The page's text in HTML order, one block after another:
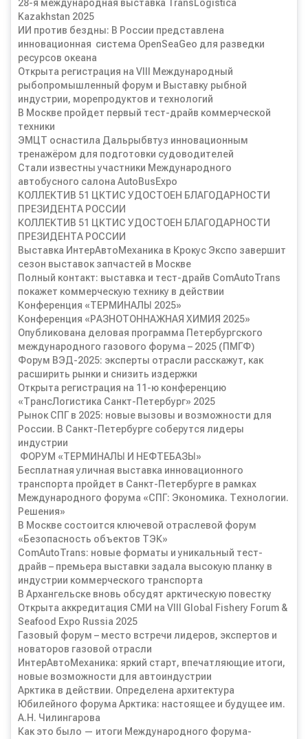
28-я международная выставка TransLogistica
Kazakhstan 2025
ИИ против бездны: В России представлена
инновационная система OpenSeaGeo для разведки
ресурсов океана
Открыта регистрация на VIII Международный
рыбопромышленный форум и Выставку рыбной
индустрии, морепродуктов и технологий
В Москве пройдет первый тест-драйв коммерческой
техники
ЭМЦТ оснастила Дальрыбвтуз инновационным
тренажёром для подготовки судоводителей
Стали известны участники Международного
автобусного салона AutoBusExpo
КОЛЛЕКТИВ 51 ЦКТИС УДОСТОЕН БЛАГОДАРНОСТИ
ПРЕЗИДЕНТА РОССИИ
КОЛЛЕКТИВ 51 ЦКТИС УДОСТОЕН БЛАГОДАРНОСТИ
ПРЕЗИДЕНТА РОССИИ
Выставка ИнтерАвтоМеханика в Крокус Экспо завершит
сезон выставок запчастей в Москве
Полный контакт: выставка и тест-драйв ComAutoTrans
покажет коммерческую технику в действии
Конференция «ТЕРМИНАЛЫ 2025»
Конференция «РАЗНОТОННАЖНАЯ ХИМИЯ 2025»
Опубликована деловая программа Петербургского
международного газового форума – 2025 (ПМГФ)
Форум ВЭД-2025: эксперты отрасли расскажут, как
расширить рынки и снизить издержки
Открыта регистрация на 11-ю конференцию
«ТрансЛогистика Санкт-Петербург» 2025
Рынок СПГ в 2025: новые вызовы и возможности для
России. В Санкт-Петербурге соберутся лидеры
индустрии
ФОРУМ «ТЕРМИНАЛЫ И НЕФТЕБАЗЫ»
Бесплатная уличная выставка инновационного
транспорта пройдет в Санкт-Петербурге в рамках
Международного форума «СПГ: Экономика. Технологии.
Решения»
В Москве состоится ключевой отраслевой форум
«Безопасность объектов ТЭК»
ComAutoTrans: новые форматы и уникальный тест-
драйв – премьера выставки задала высокую планку в
индустрии коммерческого транспорта
В Архангельске вновь обсудят арктическую повестку
Открыта аккредитация СМИ на VIII Global Fishery Forum &
Seafood Expo Russia 2025
Газовый форум – место встречи лидеров, экспертов и
новаторов газовой отрасли
ИнтерАвтоМеханика: яркий старт, впечатляющие итоги,
новые возможности для автоиндустрии
Арктика в действии. Определена архитектура
Юбилейного форума Арктика: настоящее и будущее им.
А.Н. Чилингарова
Как это было — итоги Международного форума-